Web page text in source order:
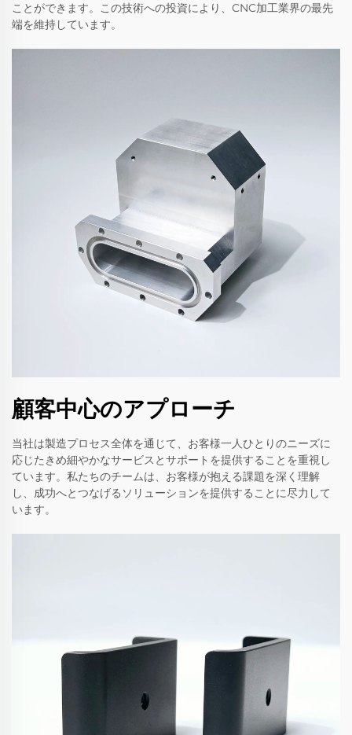
ことができます。この技術への投資により、CNC加工業界の最先
端を維持しています。
顧客中心のアプローチ
当社は製造プロセス全体を通じて、お客様一人ひとりのニーズに
応じたきめ細やかなサービスとサポートを提供することを重視し
ています。私たちのチームは、お客様が抱える課題を深く理解
し、成功へとつなげるソリューションを提供することに尽力して
います。